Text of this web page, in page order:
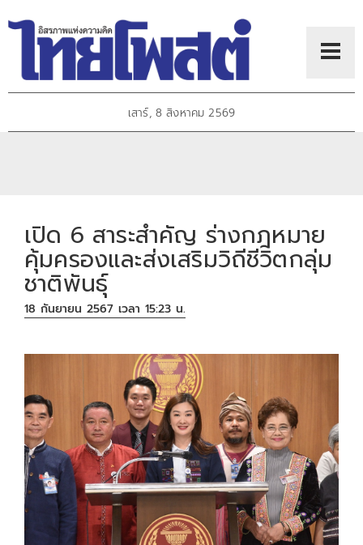
เสาร์, 8 สิงหาคม 2569
เปิด 6 สาระสำคัญ ร่างกฎหมาย
คุ้มครองและส่งเสริมวิถีชีวิตกลุ่ม
ชาติพันธุ์
18 กันยายน 2567 เวลา 15:23 น.